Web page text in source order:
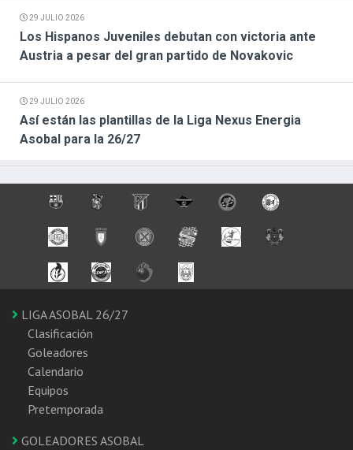
29 JULIO 2026
Los Hispanos Juveniles debutan con victoria ante
Austria a pesar del gran partido de Novakovic
29 JULIO 2026
Así están las plantillas de la Liga Nexus Energia
Asobal para la 26/27
LIGA ASOBAL 26/27
Clasificación
Goleadores
Calendario
Equipos
Pretemporada
GOLEADORES ASOBAL